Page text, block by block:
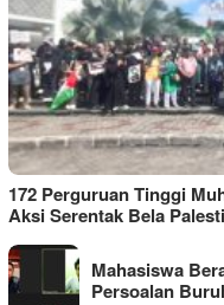
172 Perguruan Tinggi
Aksi Serentak Bela
Mahasiswa
Persoalan